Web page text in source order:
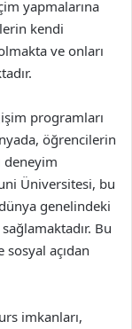
yapmalarına
kendi
ve onları
programları
öğrencilerin
deneyim
Üniversitesi, bu
genelindeki
Bu
açıdan
imkanları,